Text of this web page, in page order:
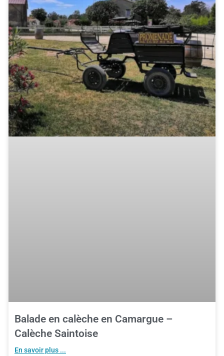
Balade en calèche en Camargue –
Calèche Saintoise
En savoir plus ...